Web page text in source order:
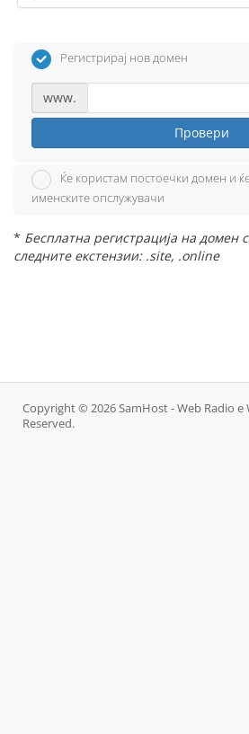
Регистрирај нов домен
www.
Провери
Ќе користам постоечки домен и
именските опслужувачи
* Бесплатна регистрација на домен
следните екстензии: .site, .online
Copyright © 2026 SamHost - Web Radio e
Reserved.